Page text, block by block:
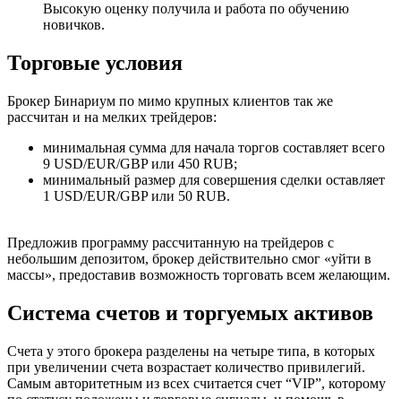
Высокую оценку получила и работа по обучению
новичков.
Торговые условия
Брокер Бинариум по мимо крупных клиентов так же
рассчитан и на мелких трейдеров:
минимальная сумма для начала торгов составляет всего
9 USD/EUR/GBP или 450 RUB;
минимальный размер для совершения сделки оставляет
1 USD/EUR/GBP или 50 RUB.
Предложив программу рассчитанную на трейдеров с
небольшим депозитом, брокер действительно смог «уйти в
массы», предоставив возможность торговать всем желающим.
Система счетов и торгуемых активов
Счета у этого брокера разделены на четыре типа, в которых
при увеличении счета возрастает количество привилегий.
Самым авторитетным из всех считается счет “VIP”, которому